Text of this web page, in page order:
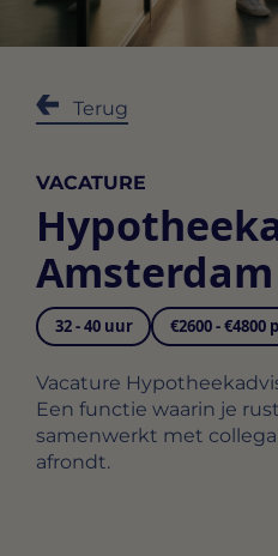
Terug
VACATURE
Amsterdam
32 - 40 uur €2600 - €4800
Vacature
Een functie waarin je
samenwerkt met
afrondt.